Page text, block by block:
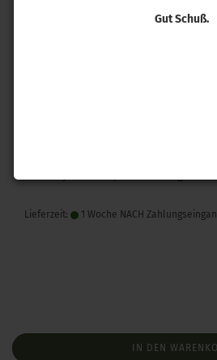
Gut Schuß.
Lieferzeit: 1 Woche NACH
IN DEN